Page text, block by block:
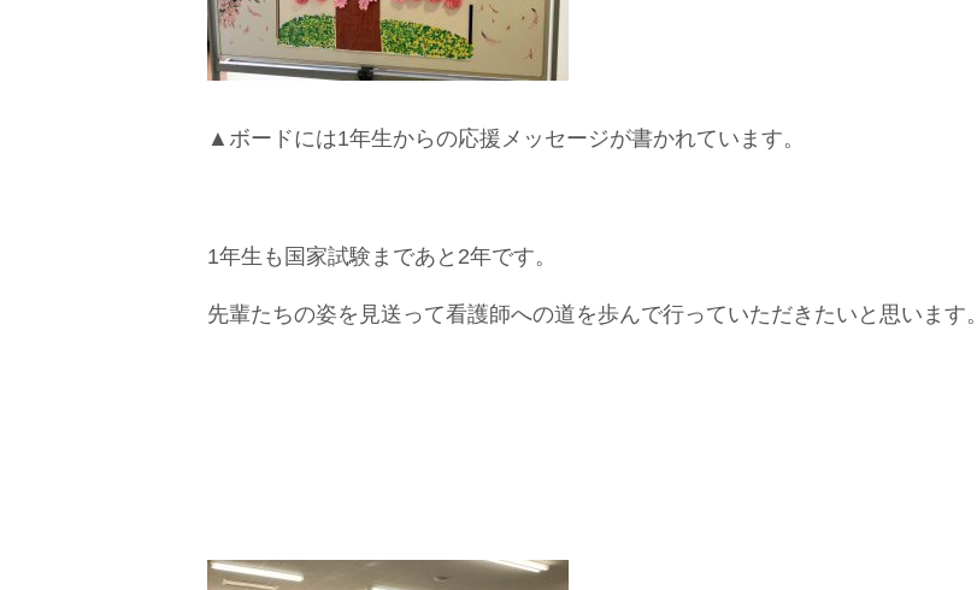
▲ボードには1年生からの応援メッセージが書かれています。
1年生も国家試験まであと2年です。
先輩たちの姿を見送って看護師への道を歩んで行っていただきたいと思います。